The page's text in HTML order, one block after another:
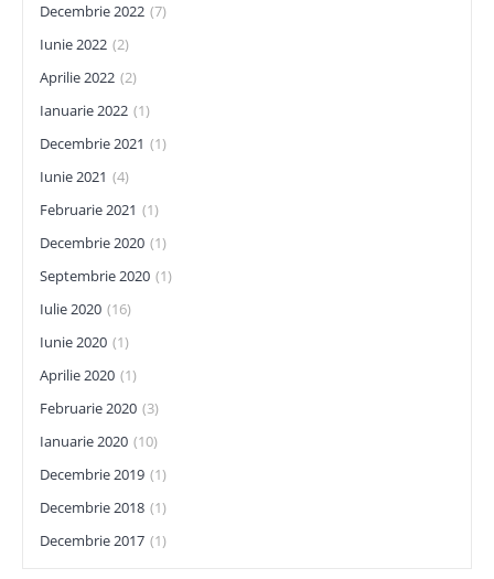
Decembrie 2022 (7)
Iunie 2022 (2)
Aprilie 2022 (2)
Ianuarie 2022 (1)
Decembrie 2021 (1)
Iunie 2021 (4)
Februarie 2021 (1)
Decembrie 2020 (1)
Septembrie 2020 (1)
Iulie 2020 (16)
Iunie 2020 (1)
Aprilie 2020 (1)
Februarie 2020 (3)
Ianuarie 2020 (10)
Decembrie 2019 (1)
Decembrie 2018 (1)
Decembrie 2017 (1)